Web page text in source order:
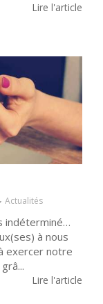
Lire l'article
Actualités
indéterminé…
à nous
exercer notre
Lire l'article